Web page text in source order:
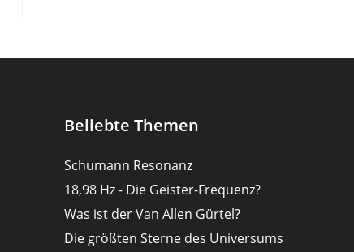
Beliebte Themen
Schumann Resonanz
18,98 Hz - Die Geister-Frequenz?
Was ist der Van Allen Gürtel?
Die größten Sterne des Universums